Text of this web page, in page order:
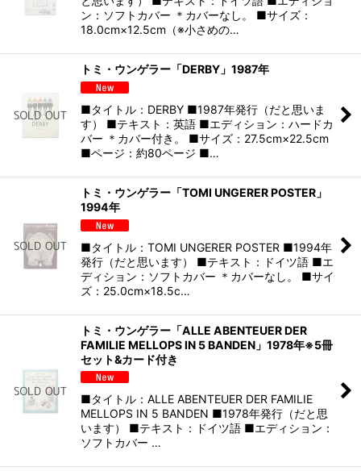
ン：ソフトカバー ＊カバーなし。 ■サイズ：
18.0cm×12.5cm（※小さめの…
トミ・ウンゲラー「DERBY」1987年
■タイトル：DERBY ■1987年発行（だと思いま
す） ■テキスト：英語 ■エディション：ハードカ
バー ＊カバー付き。 ■サイズ：27.5cm×22.5cm
■ページ：約80ページ ■…
トミ・ウンゲラー「TOMI UNGERER POSTER」
1994年
■タイトル：TOMI UNGERER POSTER ■1994年
発行（だと思います） ■テキスト：ドイツ語 ■エ
ディション：ソフトカバー ＊カバーなし。 ■サイ
ズ：25.0cm×18.5c…
トミ・ウンゲラー「ALLE ABENTEUER DER
FAMILIE MELLOPS IN 5 BANDEN」1978年※5冊
セット&カード付き
■タイトル：ALLE ABENTEUER DER FAMILIE
MELLOPS IN 5 BANDEN ■1978年発行（だと思
います） ■テキスト：ドイツ語 ■エディション：
ソフトカバー …